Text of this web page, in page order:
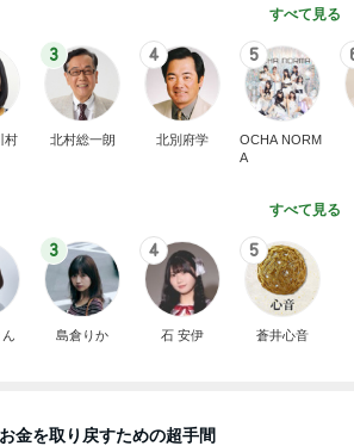
すべて見る
村
3
北村総一朗
4
北別府学
5
OCHA NORM
A
すべて見る
3
島倉りか
4
石 安伊
5
蒼井心音
金を取り戻すための超手間